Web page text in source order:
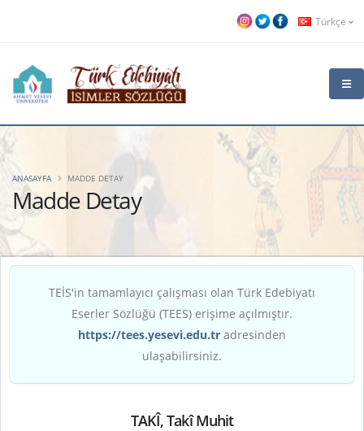
Türkçe
Madde Detay
ANASAYFA MADDE DETAY
TEİS'in tamamlayıcı çalışması olan Türk Edebiyatı
Eserler Sözlüğü (TEES) erişime açılmıştır.
https://tees.yesevi.edu.tr adresinden
ulaşabilirsiniz.
TAKÎ, Takî Muhit